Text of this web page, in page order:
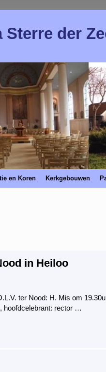
Sterre der
en Koren Kerkgebouwen
in Heiloo
ter Nood: H. Mis om
hoofdcelebrant: rector …